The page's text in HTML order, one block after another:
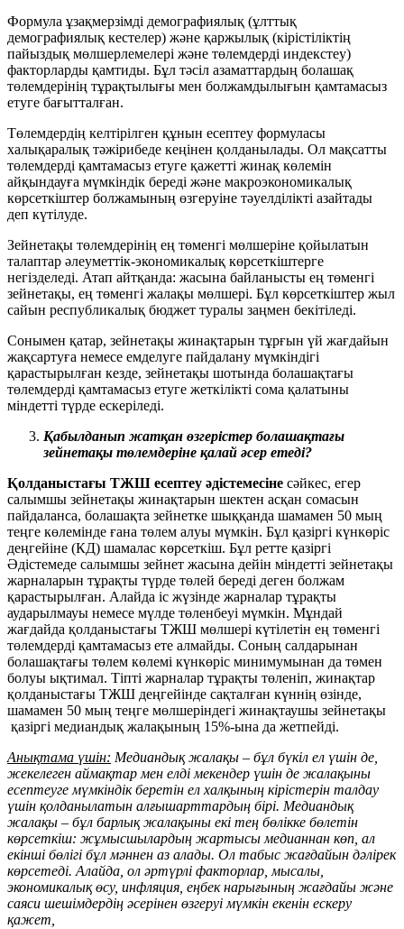
Формула ұзақмерзімді демографиялық (ұлттық
демографиялық кестелер) және қаржылық (кірістіліктің
пайыздық мөлшерлемелері және төлемдерді индекстеу)
факторларды қамтиды. Бұл тәсіл азаматтардың болашақ
төлемдерінің тұрақтылығы мен болжамдылығын қамтамасыз
етуге бағытталған.
Төлемдердің келтірілген құнын есептеу формуласы
халықаралық тәжірибеде кеңінен қолданылады. Ол мақсатты
төлемдерді қамтамасыз етуге қажетті жинақ көлемін
айқындауға мүмкіндік береді және макроэкономикалық
көрсеткіштер болжамының өзгеруіне тәуелділікті азайтады
деп күтілуде.
Зейнетақы төлемдерінің ең төменгі мөлшеріне қойылатын
талаптар әлеуметтік-экономикалық көрсеткіштерге
негізделеді. Атап айтқанда: жасына байланысты ең төменгі
зейнетақы, ең төменгі жалақы мөлшері. Бұл көрсеткіштер жыл
сайын республикалық бюджет туралы заңмен бекітіледі.
Сонымен қатар, зейнетақы жинақтарын тұрғын үй жағдайын
жақсартуға немесе емделуге пайдалану мүмкіндігі
қарастырылған кезде, зейнетақы шотында болашақтағы
төлемдерді қамтамасыз етуге жеткілікті сома қалатыны
міндетті түрде ескеріледі.
Қабылданып жатқан өзгерістер болашақтағы
зейнетақы төлемдеріне қалай әсер етеді?
Қолданыстағы ТЖШ есептеу әдістемесіне сәйкес, егер
салымшы зейнетақы жинақтарын шектен асқан сомасын
пайдаланса, болашақта зейнетке шыққанда шамамен 50 мың
теңге көлемінде ғана төлем алуы мүмкін. Бұл қазіргі күнкөріс
деңгейіне (КД) шамалас көрсеткіш. Бұл ретте қазіргі
Әдістемеде салымшы зейнет жасына дейін міндетті зейнетақы
жарналарын тұрақты түрде төлей береді деген болжам
қарастырылған. Алайда іс жүзінде жарналар тұрақты
аударылмауы немесе мүлде төленбеуі мүмкін. Мұндай
жағдайда қолданыстағы ТЖШ мөлшері күтілетін ең төменгі
төлемдерді қамтамасыз ете алмайды. Соның салдарынан
болашақтағы төлем көлемі күнкөріс минимумынан да төмен
болуы ықтимал. Тіпті жарналар тұрақты төленіп, жинақтар
қолданыстағы ТЖШ деңгейінде сақталған күннің өзінде,
шамамен 50 мың теңге мөлшеріндегі жинақтаушы зейнетақы
қазіргі медиандық жалақының 15%-ына да жетпейді.
Анықтама үшін: Медиандық жалақы – бұл бүкіл ел үшін де,
жекелеген аймақтар мен елді мекендер үшін де жалақыны
есептеуге мүмкіндік беретін ел халқының кірістерін талдау
үшін қолданылатын алғышарттардың бірі. Медиандық
жалақы – бұл барлық жалақыны екі тең бөлікке бөлетін
көрсеткіш: жұмысшылардың жартысы медианнан көп, ал
екінші бөлігі бұл мәннен аз алады. Ол табыс жағдайын дәлірек
көрсетеді. Алайда, ол әртүрлі факторлар, мысалы,
экономикалық өсу, инфляция, еңбек нарығының жағдайы және
саяси шешімдердің әсерінен өзгеруі мүмкін екенін ескеру
қажет,